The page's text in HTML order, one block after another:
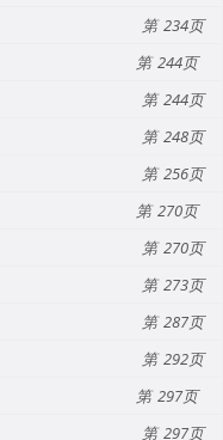
234
244
244
248
256
270
270
273
287
292
297
297